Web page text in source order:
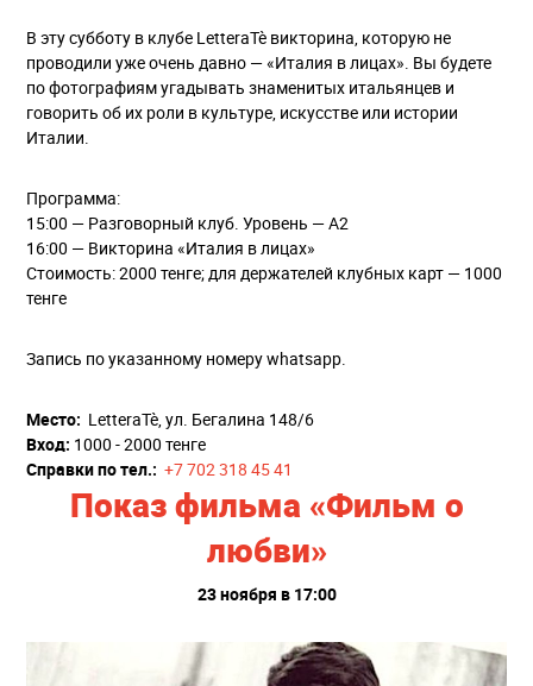
В эту субботу в клубе LetteraTè викторина, которую не
проводили уже очень давно — «Италия в лицах». Вы будете
по фотографиям угадывать знаменитых итальянцев и
говорить об их роли в культуре, искусстве или истории
Италии.
Программа:
15:00 — Разговорный клуб. Уровень — А2
16:00 — Викторина «Италия в лицах»
Стоимость: 2000 тенге; для держателей клубных карт — 1000
тенге
Запись по указанному номеру whatsapp.
Место: LetteraTè, ул. Бегалина 148/6
Вход: 1000 - 2000 тенге
Справки по тел.: +7 702 318 45 41
Показ фильма «Фильм о
любви»
23 ноября в 17:00